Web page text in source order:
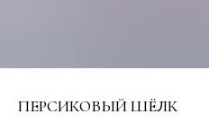
ПЕРСИКОВЫЙ ШЁЛК